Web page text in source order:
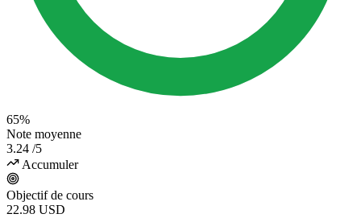
65%
Note moyenne
3.24 /5
Accumuler
Objectif de cours
22.98 USD